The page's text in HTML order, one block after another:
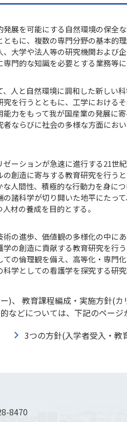
発展を可能にする自然環境の保全
ともに、複数の専門分野の基本的
、大学や法人等の研究機関および
門的な知識を必要とする業務等
、人と自然環境に調和した新しい
究を行うとともに、工学における
能力をもって我が国産業の発展に
者ならびに社会の多様な方面にお
ゼーションが急速に進行する21世
の創造に寄与する教育研究を行う
な人間性、積極的な行動力を身に
の諸科学が切り開いた地平にたっ
材の養成を目的とする。
術の進歩、価値観の多様化の中に
学の創造に貢献する教育研究を行
ての倫理観を備え、高等化・専門
科学としての看護学を探究する研
)、 教育課程編成・実施方針(
などについては、下記のページ
3つの方針(入学者受入・教
8470